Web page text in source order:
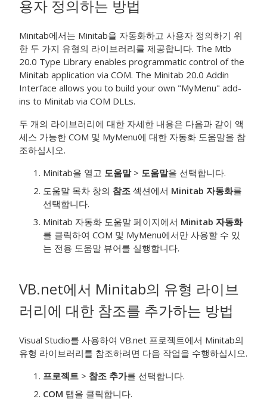
용자 정의하는 방법
Minitab에서는 Minitab을 자동화하고 사용자 정의하기 위
한 두 가지 유형의 라이브러리를 제공합니다. The Mtb
20.0 Type Library enables programmatic control of the
Minitab application via COM. The Minitab 20.0 Addin
Interface allows you to build your own "MyMenu" add-
ins to Minitab via COM DLLs.
두 개의 라이브러리에 대한 자세한 내용은 다음과 같이 액
세스 가능한 COM 및 MyMenu에 대한 자동화 도움말을 참
조하십시오.
Minitab을 열고 도움말> 도움말을 선택합니다.
도움말 목차 창의 참조 섹션에서 Minitab 자동화를
선택합니다.
Minitab 자동화 도움말 페이지에서 Minitab 자동화
를 클릭하여 COM 및 MyMenu에서만 사용할 수 있
는 전용 도움말 뷰어를 실행합니다.
VB.net에서 Minitab의 유형 라이브
러리에 대한 참조를 추가하는 방법
Visual Studio를 사용하여 VB.net 프로젝트에서 Minitab의
유형 라이브러리를 참조하려면 다음 작업을 수행하십시오.
프로젝트 > 참조 추가를 선택합니다.
COM 탭을 클릭합니다.